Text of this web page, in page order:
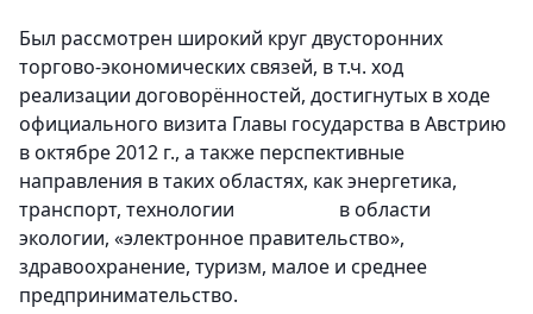
Был рассмотрен широкий круг двусторонних
торгово-экономических связей, в т.ч. ход
реализации договорённостей, достигнутых в ходе
официального визита Главы государства в Австрию
в октябре 2012 г., а также перспективные
направления в таких областях, как энергетика,
транспорт, технологии в области
экологии, «электронное правительство»,
здравоохранение, туризм, малое и среднее
предпринимательство.